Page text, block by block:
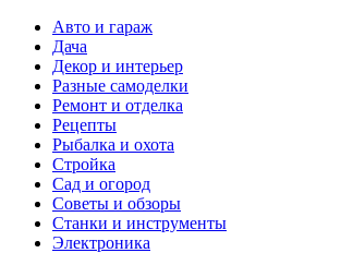
Авто и гараж
Дача
Декор и интерьер
Разные самоделки
Ремонт и отделка
Рецепты
Рыбалка и охота
Стройка
Сад и огород
Советы и обзоры
Станки и инструменты
Электроника